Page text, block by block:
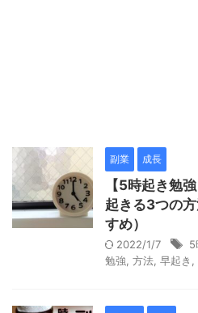
副業 成長
【5時起き勉
起きる3つの
すめ）
2022/1/7 5
勉強 方法 早起き